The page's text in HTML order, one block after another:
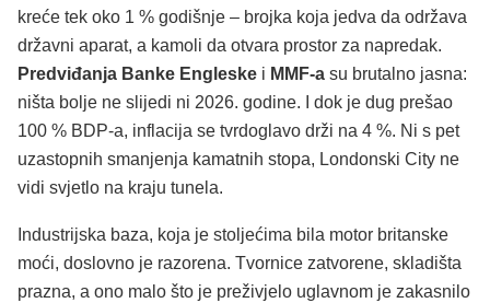
kreće tek oko 1 % godišnje – brojka koja jedva da održava
državni aparat, a kamoli da otvara prostor za napredak.
Predviđanja Banke Engleske i MMF-a su brutalno jasna:
ništa bolje ne slijedi ni 2026. godine. I dok je dug prešao
100 % BDP-a, inflacija se tvrdoglavo drži na 4 %. Ni s pet
uzastopnih smanjenja kamatnih stopa, Londonski City ne
vidi svjetlo na kraju tunela.
Industrijska baza, koja je stoljećima bila motor britanske
moći, doslovno je razorena. Tvornice zatvorene, skladišta
prazna, a ono malo što je preživjelo uglavnom je zakasnilo